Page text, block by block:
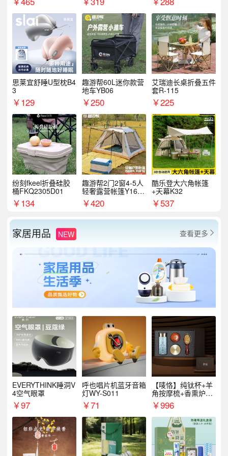
思莱宜舒睡U型枕B4
3
￥129
趣游帮60L迷你款营
地车YB06
￥250
艾瑞迪长桌折叠五件
套R-115
￥225
纷刻fkeel折叠硅胶
桶FKQ2305D01
￥134
趣游帮2门2窗4-5人
轻奢露营帐篷Y16pl
us
￥420
酷乐登大六角帐篷
+天幕K32
￥537
家居用品 NEW 查看更多 
EVERYTHINK睡洞V
4空气眼罩
￥97
呼也唱片机蓝牙音箱
灯WY-S011
￥71
【唛恪】纯钛杯+羊
角按摩梳+香熏炉
+气垫梳
￥996